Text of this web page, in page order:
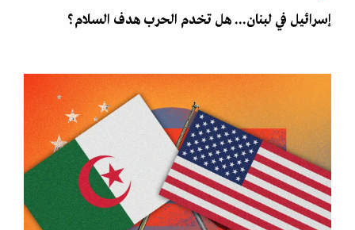
إسرائيل في لبنان... هل تخدم الحرب هدف السلام؟